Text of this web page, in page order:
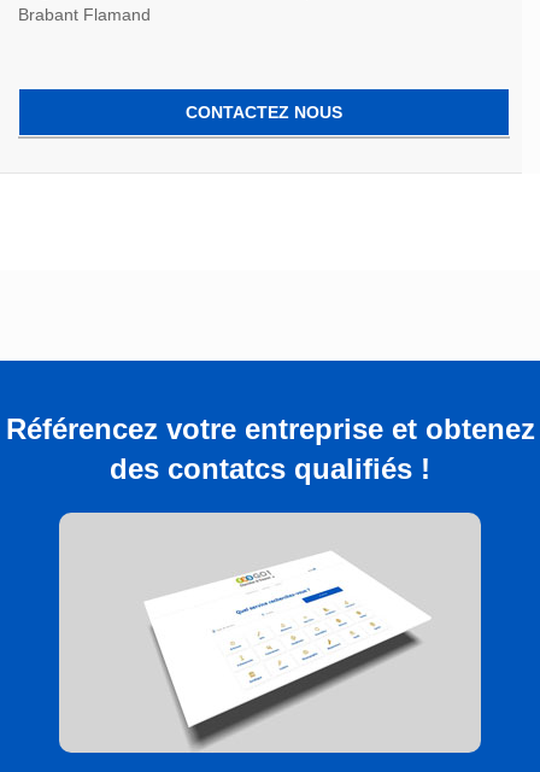
Brabant Flamand
CONTACTEZ NOUS
Référencez votre entreprise et obtenez
des contatcs qualifiés !